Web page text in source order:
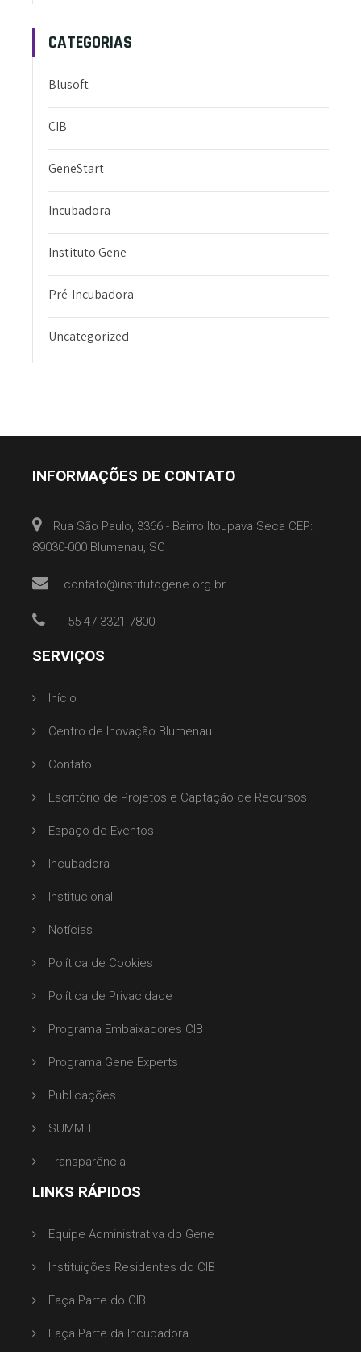
CATEGORIAS
Blusoft
CIB
GeneStart
Incubadora
Instituto Gene
Pré-Incubadora
Uncategorized
INFORMAÇÕES DE CONTATO
Rua São Paulo, 3366 - Bairro Itoupava Seca CEP:
89030-000 Blumenau, SC
contato@institutogene.org.br
+55 47 3321-7800
SERVIÇOS
Início
Centro de Inovação Blumenau
Contato
Escritório de Projetos e Captação de Recursos
Espaço de Eventos
Incubadora
Institucional
Notícias
Política de Cookies
Política de Privacidade
Programa Embaixadores CIB
Programa Gene Experts
Publicações
SUMMIT
Transparência
LINKS RÁPIDOS
Equipe Administrativa do Gene
Instituições Residentes do CIB
Faça Parte do CIB
Faça Parte da Incubadora